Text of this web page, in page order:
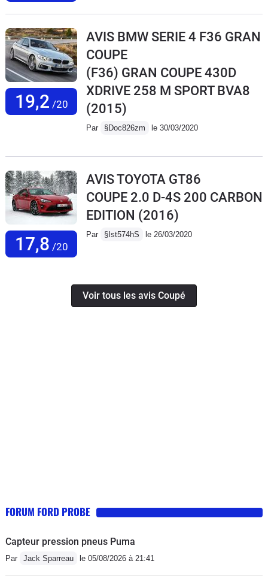
19,2 /20
AVIS BMW SERIE 4 F36 GRAN
COUPE
(F36) GRAN COUPE 430D
XDRIVE 258 M SPORT BVA8
(2015)
Par §Doc826zm le 30/03/2020
17,8 /20
AVIS TOYOTA GT86
COUPE 2.0 D-4S 200 CARBON
EDITION (2016)
Par §Ist574hS le 26/03/2020
Voir tous les avis Coupé
FORUM FORD PROBE
Capteur pression pneus Puma
Par Jack Sparreau le 05/08/2026 à 21:41